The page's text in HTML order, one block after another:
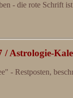
- die rote Schrift
/ Astrologie-
- Restposten,